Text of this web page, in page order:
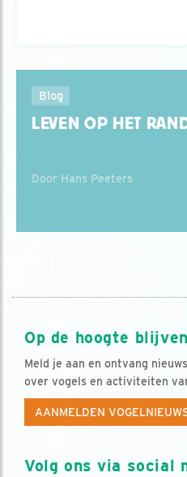
Blog
LEVEN OP HET
Door Hans Peeters
Op de hoogte
Meld je aan en ontvang
over vogels en activiteiten
AANMELDEN
Volg ons via social